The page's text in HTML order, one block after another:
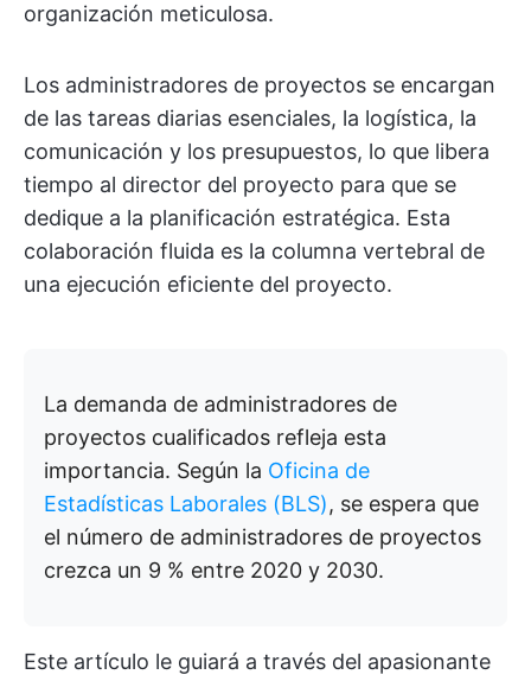
organización meticulosa.
Los administradores de proyectos se encargan
de las tareas diarias esenciales, la logística, la
comunicación y los presupuestos, lo que libera
tiempo al director del proyecto para que se
dedique a la planificación estratégica. Esta
colaboración fluida es la columna vertebral de
una ejecución eficiente del proyecto.
La demanda de administradores de
proyectos cualificados refleja esta
importancia. Según la Oficina de
Estadísticas Laborales (BLS), se espera que
el número de administradores de proyectos
crezca un 9 % entre 2020 y 2030.
Este artículo le guiará a través del apasionante